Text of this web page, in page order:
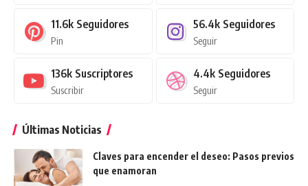
11.6k Seguidores
Pin
56.4k Seguidores
Seguir
136k Suscriptores
Suscribir
4.4k Seguidores
Seguir
Últimas Noticias
Claves para encender el deseo: Pasos previos
que enamoran